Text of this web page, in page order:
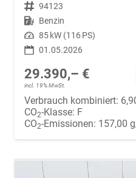
Fahrzeugnr. 94123
Kraftstoff Benzin
Leistung 85 kW (116 PS)
01.05.2026
29.390,– €
incl. 19% MwSt.
Verbrauch kombiniert:
CO2-Klasse: F
CO2-Emissionen: 157,00